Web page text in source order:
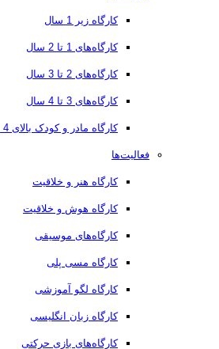
کارگاه زیر 1 سال
کارگاه‌های 1 تا 2 سال
کارگاه‌های 2 تا 3 سال
کارگاه‌های 3 تا 4 سال
کارگاه مادر و کودک بالای 4 سال
فعالیت‌ها
کارگاه هنر و خلاقیت
کارگاه هوش و خلاقیت
کارگاه‌های موسیقی
کارگاه مسی پلی
کارگاه لگو آموزشی
کارگاه زبان انگلیسی
کارگاه‌های بازی حرکتی